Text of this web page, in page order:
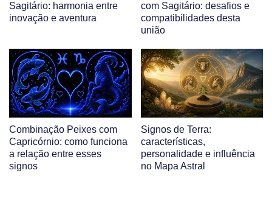
Sagitário: harmonia entre
inovação e aventura
com Sagitário: desafios e
compatibilidades desta
união
Combinação Peixes com
Capricórnio: como funciona
a relação entre esses
signos
Signos de Terra:
características,
personalidade e influência
no Mapa Astral